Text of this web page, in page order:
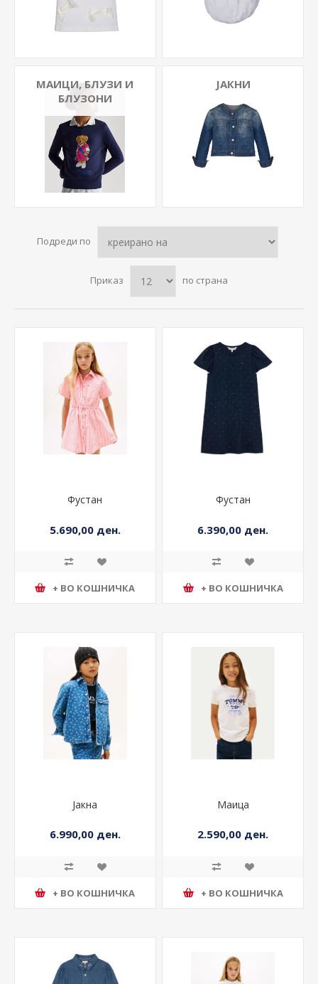
МАИЦИ, БЛУЗИ И
БЛУЗОНИ
ЈАКНИ
Подреди по
Приказ по страна
Фустан
5.690,00 ден.
+ ВО КОШНИЧКА
Фустан
6.390,00 ден.
+ ВО КОШНИЧКА
Јакна
6.990,00 ден.
+ ВО КОШНИЧКА
Маица
2.590,00 ден.
+ ВО КОШНИЧКА